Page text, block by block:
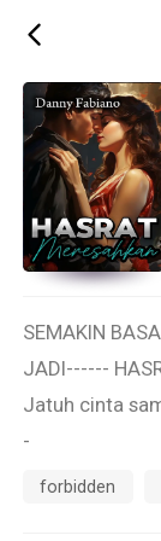
ic_back
SEMAKIN
JADI------
Jatuh cinta
-
Jatuh cinta
forbidden